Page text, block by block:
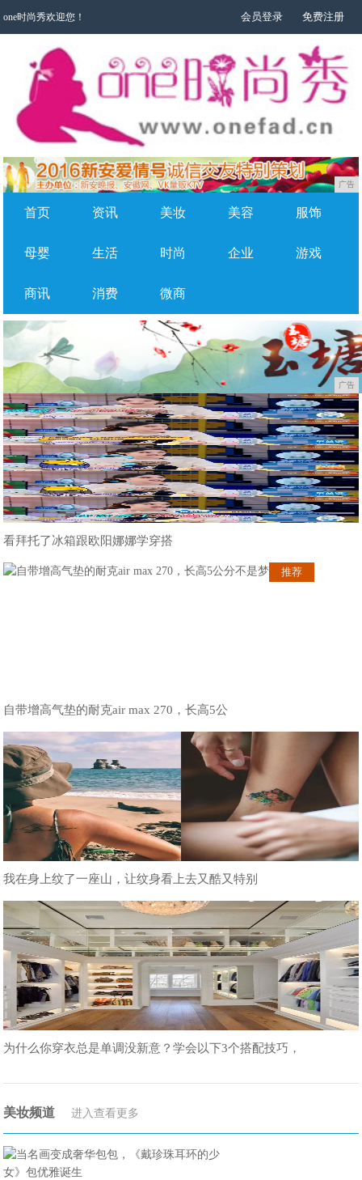
one时尚秀欢迎您！ 会员登录 免费注册
广告
首页 资讯 美妆 美容 服饰
母婴 生活 时尚 企业 游戏
商讯 消费 微商
广告
看拜托了冰箱跟欧阳娜娜学穿搭
推荐
自带增高气垫的耐克air max 270，长高5公
我在身上纹了一座山，让纹身看上去又酷又特别
为什么你穿衣总是单调没新意？学会以下3个搭配技巧，
美妆频道 进入查看更多